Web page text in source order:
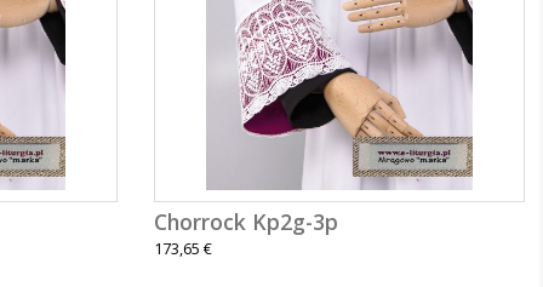
Chorrock Kp2g-3p
173,65 €